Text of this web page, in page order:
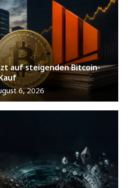
auf steigenden Bitcoin-
6, 2026